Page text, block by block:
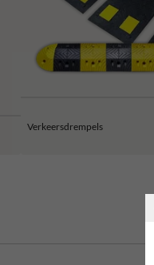
Verkeersdrempels